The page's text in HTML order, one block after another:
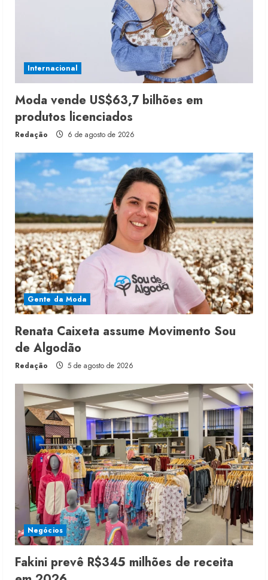
Internacional
Moda vende US$63,7 bilhões em
produtos licenciados
Redação 6 de agosto de 2026
Gente da Moda
Renata Caixeta assume Movimento Sou
de Algodão
Redação 5 de agosto de 2026
Negócios
Fakini prevê R$345 milhões de receita